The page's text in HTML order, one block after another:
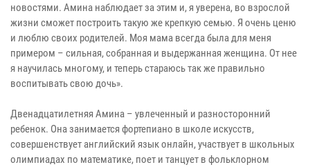
новостями. Амина наблюдает за этим и, я уверена, во взрослой
жизни сможет построить такую же крепкую семью. Я очень ценю
и люблю своих родителей. Моя мама всегда была для меня
примером – сильная, собранная и выдержанная женщина. От нее
я научилась многому, и теперь стараюсь так же правильно
воспитывать свою дочь».
Двенадцатилетняя Амина – увлеченный и разносторонний
ребенок. Она занимается фортепиано в школе искусств,
совершенствует английский язык онлайн, участвует в школьных
олимпиадах по математике, поет и танцует в фольклорном